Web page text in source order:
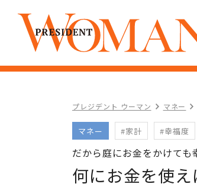
プレジデント ウーマン マネー
マネー #家計 #幸福度
だから庭にお金をかけても
何にお金を使